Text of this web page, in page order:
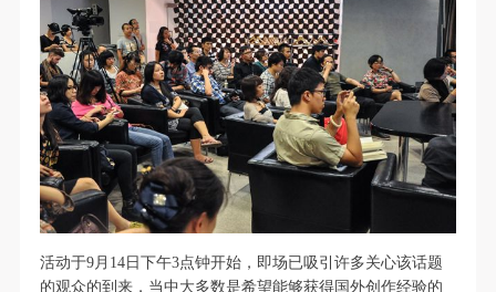
活动于9月14日下午3点钟开始，即场已吸引许多关心该话题
的观众的到来，当中大多数是希望能够获得国外创作经验的
能力的人，18周岁以上）未成年人必须在成年人的陪
同下参观。
第四条
参加活动者在此次活动期间的人身安全责任自负。鼓
励参加者自行购买人身安全保险。活动中一旦出现事
故，活动中任何非事故当事人及美术馆将不承担人身
事故的任何责任，但有互相援助的义务。参加活动的
成员应当积极主动的组织实施救援工作，但对事故本
身不承担任何法律责任和经济责任。参加本次活动者
能力的人，18周岁以上）未成年人必须在成年人的陪
同下参观。
第四条
参加活动者在此次活动期间的人身安全责任自负。鼓
励参加者自行购买人身安全保险。活动中一旦出现事
故，活动中任何非事故当事人及美术馆将不承担人身
事故的任何责任，但有互相援助的义务。参加活动的
成员应当积极主动的组织实施救援工作，但对事故本
身不承担任何法律责任和经济责任。参加本次活动者
能力的人，18周岁以上）未成年人必须在成年人的陪
同下参观。
第四条
参加活动者在此次活动期间的人身安全责任自负。鼓
励参加者自行购买人身安全保险。活动中一旦出现事
故，活动中任何非事故当事人及美术馆将不承担人身
事故的任何责任，但有互相援助的义务。参加活动的
成员应当积极主动的组织实施救援工作，但对事故本
身不承担任何法律责任和经济责任。参加本次活动者